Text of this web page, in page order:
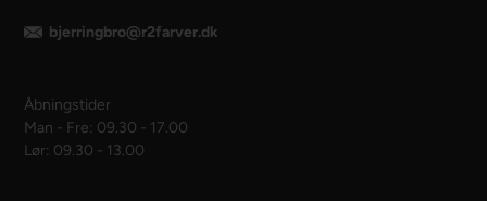
bjerringbro@r2farver.dk
Åbningstider
Man - Fre: 09.30 - 17.00
Lør: 09.30 - 13.00